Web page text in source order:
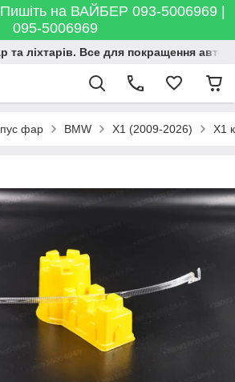
на ВАЙБЕР 093-5006969 |
095-5006969
та ліхтарів. Все для покращення
фар BMW X1 (2009-2026) X1